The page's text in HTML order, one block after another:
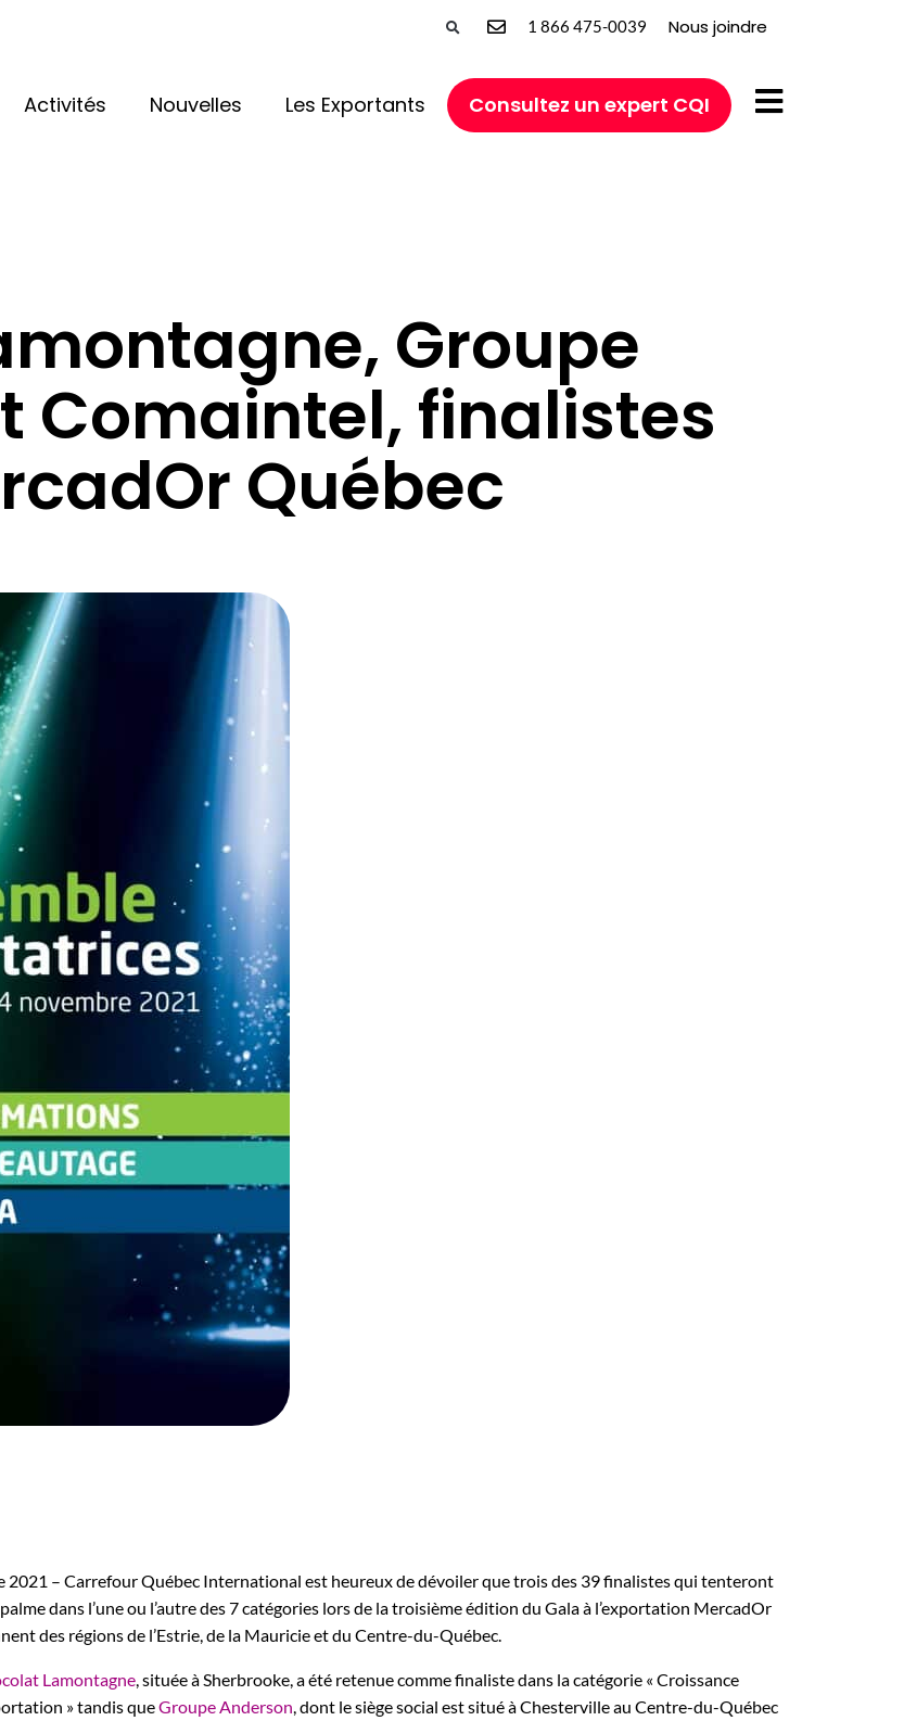
1 866 475-0039 Nous joindre
Activités Nouvelles Les Exportants Consultez un expert CQI
Groupe
Comaintel, finalistes
Québec
2021 – Carrefour Québec International est heureux de dévoiler que trois des 39 finalistes qui tenteront
dans l’une ou l’autre des 7 catégories lors de la troisième édition du Gala à l’exportation MercadOr
des régions de l’Estrie, de la Mauricie et du Centre-du-Québec.
Lamontagne, située à Sherbrooke, a été retenue comme finaliste dans la catégorie « Croissance
» tandis queGroupe Anderson, dont le siège social est situé à Chesterville au Centre-du-Québec